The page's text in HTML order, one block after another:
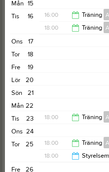
15
Mån
16
Tis 16:00 Träning
18:00 Träning
17
Ons
18
Tor
19
Fre
20
Lör
21
Sön
22
Mån
23
Tis 18:00 Träning
19:00
24
Ons
25
Tor 18:00 Träning
18:00
26
Fre